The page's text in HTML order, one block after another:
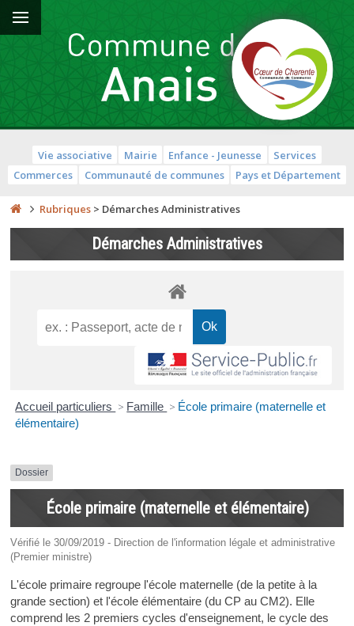
Vie associative Mairie Enfance - Jeunesse
Services
Commerces
Communauté de communes Pays et Département
Rubriques > Démarches Administratives
Démarches Administratives
Accueil particuliers > Famille > École primaire (maternelle et
élémentaire)
Dossier
École primaire (maternelle et élémentaire)
Vérifié le 30/09/2019 - Direction de l'information légale et administrative
(Premier ministre)
L'école primaire regroupe l'école maternelle (de la petite à la
grande section) et l'école élémentaire (du CP au CM2). Elle
comprend les 2 premiers cycles d'enseignement, le cycle des